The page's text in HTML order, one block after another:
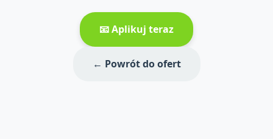
📧 Aplikuj teraz
← Powrót do ofert